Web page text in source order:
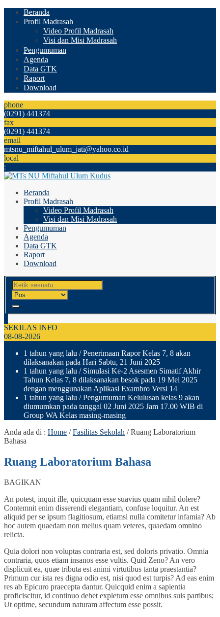
Beranda
Profil Madrasah
Video Profil Madrasah
Visi dan Misi Madrasah
Pengumuman
Agenda
Data GTK
Raport
Download
phone
(0291) 441374
fax
(0291) 441374
email
mtsnu_miftahul_ulum_jati@yahoo.co.id
local
:
Beranda
Profil Madrasah
Video Profil Madrasah
Visi dan Misi Madrasah
Pengumuman
Agenda
Data GTK
Raport
Download
SEKILAS INFO
08-08-2026
1 tahun yang lalu / Penerimaan Rapor Kelas 7, 8 akan
dilaksanakan pada Hari Sabtu, 21 Juni 2025
1 tahun yang lalu / Simulasi Ke-2 Asesmen Simatif Akhir
Tahun Kelas 7, 8 dilaksanakan besok pada 19 Mei 2025
dengan menggunakan Aplikasi Exambro Versi 14
1 tahun yang lalu / Pengumuman Kelulusan kelas 9 akan
diumumkan pada tanggal 02 Juni 2025 Jam 17.00 WIB di
Group WA Kelas masing-masing
Anda ada di : Home /Fasilitas Sekolah /Ruang Laboratorium
Bahasa
Ruang Laboratorium Bahasa
BAGIKAN
An potest, inquit ille, quicquam esse suavius quam nihil dolere?
Contemnit enim disserendi elegantiam, confuse loquitur. An est
aliquid per se ipsum flagitiosum, etiamsi nulla comitetur infamia? Ab
hoc autem quaedam non melius quam veteres, quaedam omnino
relicta.
Quia dolori non voluptas contraria est, sed doloris privatio. Omnia
contraria, quos etiam insanos esse vultis. Quid Zeno? An vero
displicuit ea, quae tributa est animi virtutibus tanta praestantia?
Primum cur ista res digna odio est, nisi quod est turpis? Ad eas enim
res ab Epicuro praecepta dantur. Quicquid enim a sapientia
proficiscitur, id continuo debet expletum esse omnibus suis partibus;
Ut optime, secundum naturam affectum esse possit.